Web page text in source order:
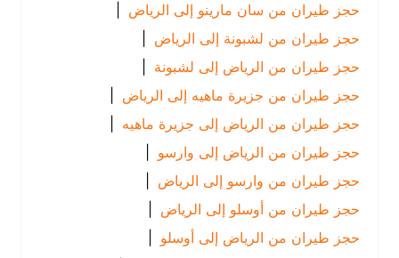
حجز طيران من سان مارينو إلى الرياض
|
حجز طيران من لشبونة إلى الرياض
|
حجز طيران من الرياض إلى لشبونة |
حجز طيران من جزيرة ماهيه إلى الرياض
|
حجز طيران من الرياض إلى جزيرة ماهيه |
حجز طيران من الرياض إلى وارسو
|
حجز طيران من وارسو إلى الرياض
|
حجز طيران من أوسلو إلى الرياض
|
حجز طيران من الرياض إلى أوسلو
|